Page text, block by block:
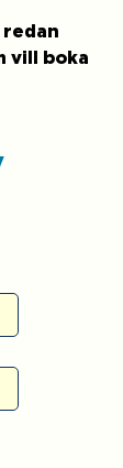
redan
vill boka